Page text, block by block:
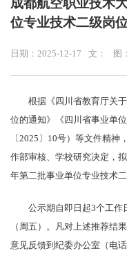
成都航空职业技术
位专业技术二级岗
日期：2025-12-17 文： 图：
根据《四川省教育厅关
位的通知》《四川省事业单
〔2025〕10号）等文件精
作部审核、学校研究决定，
年第二批事业单位专业技术二
公示期自即日起3个工作
（周五）。凡对上述推荐结
意见反馈到纪委办公室（电